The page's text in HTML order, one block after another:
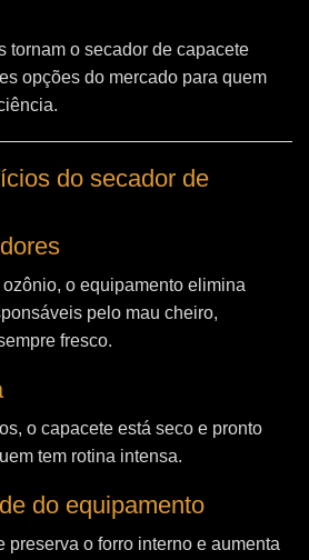
tornam o secador de capacete
opções do mercado para quem
do secador de
o equipamento elimina
pelo mau cheiro,
fresco.
o capacete está seco e pronto
tem rotina intensa.
do equipamento
preserva o forro interno e aumenta